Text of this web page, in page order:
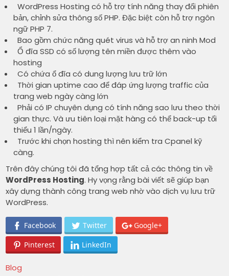
WordPress Hosting có hỗ trợ tính năng thay đổi phiên
bản, chỉnh sửa thông số PHP. Đặc biệt còn hỗ trợ ngôn
ngữ PHP 7.
Bao gồm chức năng quét virus và hỗ trợ an ninh Mod
Ổ đĩa SSD có số lượng tên miền được thêm vào
hosting
Có chứa ổ đĩa có dung lượng lưu trữ lớn
Thời gian uptime cao để đáp ứng lượng traffic của
trang web ngày càng lớn
Phải có IP chuyên dụng có tính năng sao lưu theo thời
gian thực. Và ưu tiên loại mặt hàng có thể back-up tối
thiểu 1 lần/ngày.
Trước khi chọn hosting thì nên kiểm tra Cpanel kỹ
càng.
Trên đây chúng tôi đã tổng hợp tất cả các thông tin về
WordPress Hosting. Hy vọng rằng bài viết sẽ giúp bạn
xây dựng thành công trang web nhờ vào dịch vụ lưu trữ
WordPress.
Facebook Twitter Google+
Pinterest LinkedIn
Blog